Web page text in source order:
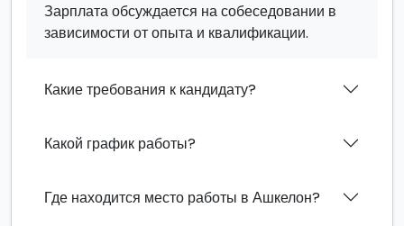
Зарплата обсуждается на собеседовании в
зависимости от опыта и квалификации.
Какие требования к кандидату?
Какой график работы?
Где находится место работы в Ашкелон?